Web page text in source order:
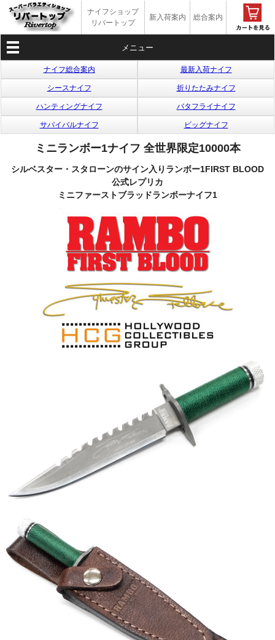
ナイフショップ
リバートップ
新入荷案内 総合案内
メニュー
ナイフ総合案内 最新入荷ナイフ
シースナイフ 折りたたみナイフ
ハンティングナイフ バタフライナイフ
サバイバルナイフ ビッグナイフ
ミニランボー1ナイフ 全世界限定10000本
シルベスター・スタローンのサイン入りランボー1FIRST BLOOD
公式レプリカ
ミニファーストブラッドランボーナイフ1